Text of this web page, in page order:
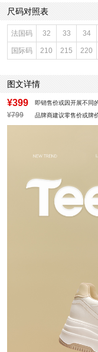
闭合方式：系带
款式季节：秋季
鞋垫材质：猪皮革
鞋面材质：复合材料
参考鞋长(女)：26CM
性别：女子
里料材质：织物
尺码对照表
法国码 32 33 34
国际码 210 215 220
图文详情
¥399 即销售价或因开展不同
¥799 品牌商建议零售价或牌价